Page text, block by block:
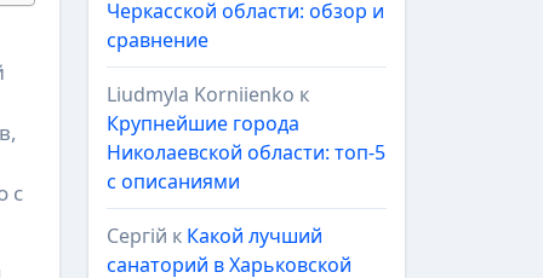
с
Черкасской области: обзор и
сравнение
Liudmyla Korniienko к
Крупнейшие города
Николаевской области: топ-5
с описаниями
Сергій к Какой лучший
санаторий в Харьковской